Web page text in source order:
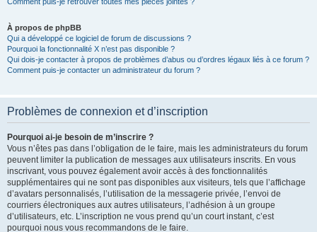
Comment puis-je retrouver toutes mes pièces jointes ?
À propos de phpBB
Qui a développé ce logiciel de forum de discussions ?
Pourquoi la fonctionnalité X n’est pas disponible ?
Qui dois-je contacter à propos de problèmes d’abus ou d’ordres légaux liés à ce forum ?
Comment puis-je contacter un administrateur du forum ?
Problèmes de connexion et d’inscription
Pourquoi ai-je besoin de m’inscrire ?
Vous n’êtes pas dans l’obligation de le faire, mais les administrateurs du forum
peuvent limiter la publication de messages aux utilisateurs inscrits. En vous
inscrivant, vous pouvez également avoir accès à des fonctionnalités
supplémentaires qui ne sont pas disponibles aux visiteurs, tels que l’affichage
d’avatars personnalisés, l’utilisation de la messagerie privée, l’envoi de
courriers électroniques aux autres utilisateurs, l’adhésion à un groupe
d’utilisateurs, etc. L’inscription ne vous prend qu’un court instant, c’est
pourquoi nous vous recommandons de le faire.